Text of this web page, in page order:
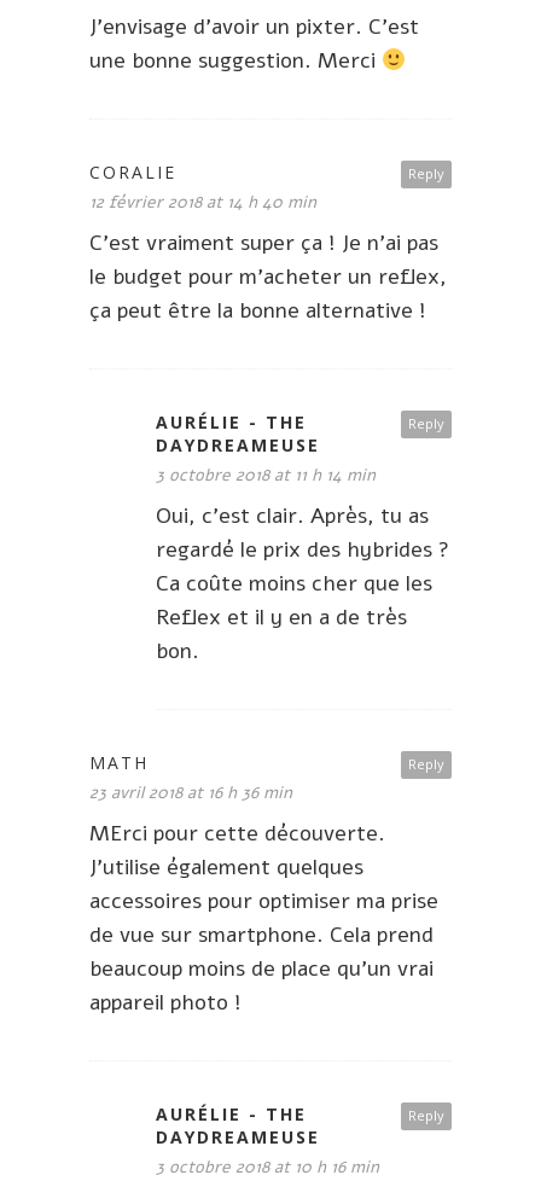
J’envisage d’avoir un pixter. C’est
une bonne suggestion. Merci
Reply
CORALIE
12 février 2018 at 14 h 40 min
C’est vraiment super ça ! Je n’ai pas
le budget pour m’acheter un reflex,
ça peut être la bonne alternative !
Reply
AURÉLIE - THE
DAYDREAMEUSE
3 octobre 2018 at 11 h 14 min
Oui, c’est clair. Après, tu as
regardé le prix des hybrides ?
Ca coûte moins cher que les
Reflex et il y en a de très
bon.
Reply
MATH
23 avril 2018 at 16 h 36 min
MErci pour cette découverte.
J’utilise également quelques
accessoires pour optimiser ma prise
de vue sur smartphone. Cela prend
beaucoup moins de place qu’un vrai
appareil photo !
Reply
AURÉLIE - THE
DAYDREAMEUSE
3 octobre 2018 at 10 h 16 min